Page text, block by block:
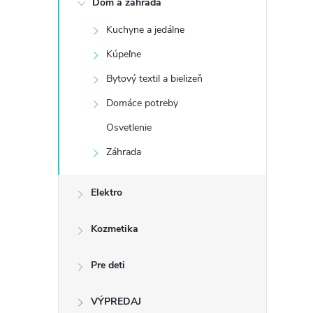
Kuchyne a jedálne
Kúpeľne
Bytový textil a bielizeň
Domáce potreby
Osvetlenie
Záhrada
Elektro
Kozmetika
Pre deti
VÝPREDAJ